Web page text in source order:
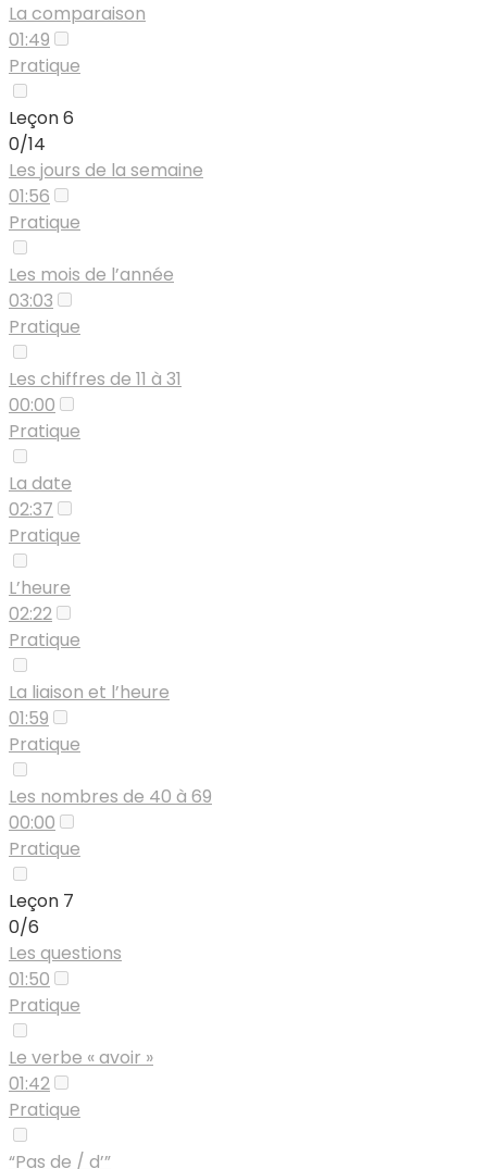
La comparaison
01:49
Pratique
Leçon 6
0/14
Les jours de la semaine
01:56
Pratique
Les mois de l’année
03:03
Pratique
Les chiffres de 11 à 31
00:00
Pratique
La date
02:37
Pratique
L’heure
02:22
Pratique
La liaison et l’heure
01:59
Pratique
Les nombres de 40 à 69
00:00
Pratique
Leçon 7
0/6
Les questions
01:50
Pratique
Le verbe « avoir »
01:42
Pratique
“Pas de / d’”